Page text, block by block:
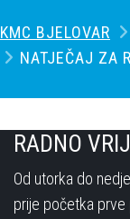
KMC BJELOVAR
NATJEČAJ ZA
RADNO
Od utorka do
prije početka